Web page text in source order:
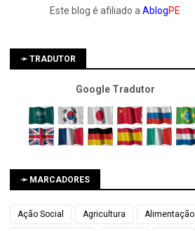
Este blog é afiliado a AblogPE
➛ TRADUTOR
Google Tradutor
➛ MARCADORES
Ação Social Agricultura Alimentação